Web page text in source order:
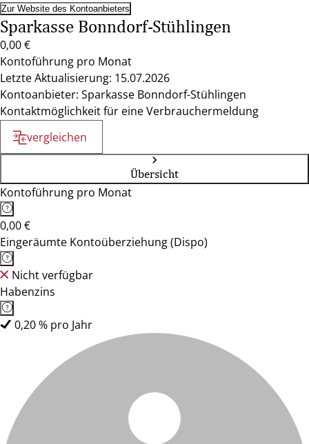
Zur Website des Kontoanbieters
Sparkasse Bonndorf-Stühlingen
0,00 €
Kontoführung pro Monat
Letzte Aktualisierung: 15.07.2026
Kontoanbieter: Sparkasse Bonndorf-Stühlingen
Kontaktmöglichkeit für eine Verbrauchermeldung
vergleichen
Übersicht
Kontoführung pro Monat
0,00 €
Eingeräumte Kontoüberziehung (Dispo)
Nicht verfügbar
Habenzins
0,20 % pro Jahr